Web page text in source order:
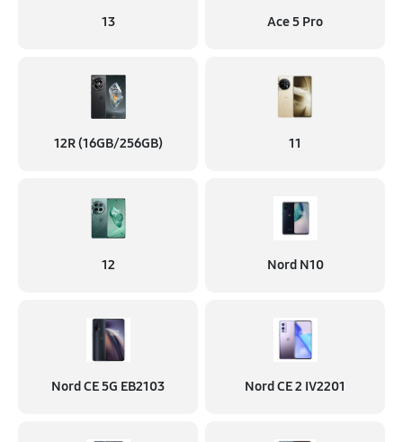
13 Ace 5 Pro
12R (16GB/256GB) 11
12 Nord N10
Nord CE 5G EB2103 Nord CE 2 IV2201